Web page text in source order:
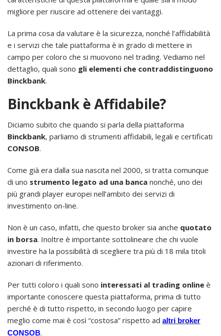
migliore per riuscire ad ottenere dei vantaggi.
La prima cosa da valutare è la sicurezza, nonché l’affidabilità
e i servizi che tale piattaforma è in grado di mettere in
campo per coloro che si muovono nel trading. Vediamo nel
dettaglio, quali sono gli elementi che contraddistinguono
Binckbank.
Binckbank è Affidabile?
Diciamo subito che quando si parla della piattaforma
Binckbank, parliamo di strumenti affidabili, legali e certificati
CONSOB.
Come già era dalla sua nascita nel 2000, si tratta comunque
di uno strumento legato ad una banca nonché, uno dei
più grandi player europei nell’ambito dei servizi di
investimento on-line.
Non è un caso, infatti, che questo broker sia anche quotato
in borsa. Inoltre è importante sottolineare che chi vuole
investire ha la possibilità di scegliere tra più di 18 mila titoli
azionari di riferimento.
Per tutti coloro i quali sono interessati al trading online è
importante conoscere questa piattaforma, prima di tutto
perché è di tutto rispetto, in secondo luogo per capire
meglio come mai è così “costosa” rispetto ad altri broker
CONSOB.